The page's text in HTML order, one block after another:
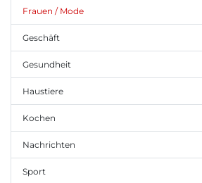
Frauen / Mode
Geschäft
Gesundheit
Haustiere
Kochen
Nachrichten
Sport